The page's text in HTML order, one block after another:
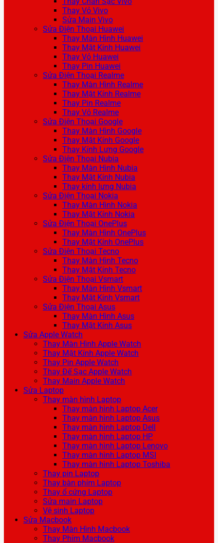
Thay Vỏ Vivo
Sửa Main Vivo
Sửa Điện Thoại Huawei
Thay Màn Hình Huawei
Thay Mặt Kính Huawei
Thay Vỏ Huawei
Thay Pin Huawei
Sửa Điện Thoại Realme
Thay Màn Hình Realme
Thay Mặt Kính Realme
Thay Pin Realme
Thay Vỏ Realme
Sửa Điện Thoại Google
Thay Màn Hình Google
Thay Mặt Kính Google
Thay Kính Lưng Google
Sửa Điện Thoại Nubia
Thay Màn Hình Nubia
Thay Mặt Kính Nubia
Thay kính lưng Nubia
Sửa Điện Thoại Nokia
Thay Màn Hình Nokia
Thay Mặt Kính Nokia
Sửa Điện Thoại OnePlus
Thay Màn Hình OnePlus
Thay Mặt Kính OnePlus
Sửa Điện Thoại Tecno
Thay Màn Hình Tecno
Thay Mặt Kính Tecno
Sửa Điện Thoại Vsmart
Thay Màn Hình Vsmart
Thay Mặt Kính Vsmart
Sửa Điện Thoại Asus
Thay Màn Hình Asus
Thay Mặt Kính Asus
Sửa Apple Watch
Thay Màn Hình Apple Watch
Thay Mặt Kính Apple Watch
Thay Pin Apple Watch
Thay Đế Sạc Apple Watch
Thay Main Apple Watch
Sửa Laptop
Thay màn hình Laptop
Thay màn hình Laptop Acer
Thay màn hình Laptop Asus
Thay màn hình Laptop Dell
Thay màn hình Laptop HP
Thay màn hình Laptop Lenovo
Thay màn hình Laptop MSI
Thay màn hình Laptop Toshiba
Thay pin Laptop
Thay bàn phím Laptop
Thay ổ cứng Laptop
Sửa main Laptop
Vệ sinh Laptop
Sửa Macbook
Thay Màn Hình Macbook
Thay Phím Macbook